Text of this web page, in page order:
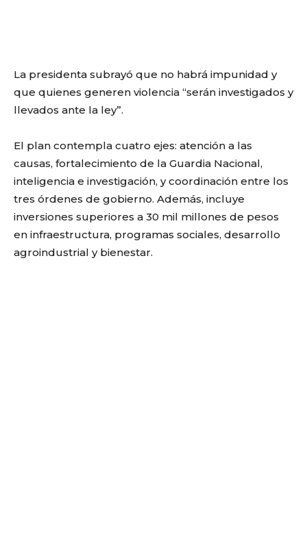
La presidenta subrayó que no habrá impunidad y
que quienes generen violencia “serán investigados y
llevados ante la ley”.
El plan contempla cuatro ejes: atención a las
causas, fortalecimiento de la Guardia Nacional,
inteligencia e investigación, y coordinación entre los
tres órdenes de gobierno. Además, incluye
inversiones superiores a 30 mil millones de pesos
en infraestructura, programas sociales, desarrollo
agroindustrial y bienestar.